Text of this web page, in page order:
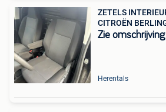
ZETELS
CITROËN
PARTNER
Zie omschrijving
Herentals